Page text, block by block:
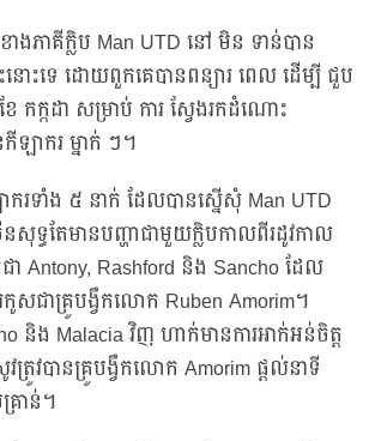
ភាគីក្លិប Man UTD នៅ មិន ទាន់បាន
នោះទេ ដោយពួកគេបានពន្យារ ពេល ដើម្បី ជួប
កក្កដា សម្រាប់ ការ ស្វែងរកដំណោះ
ាករ ម្នាក់ ៗ។
រទាំង ៥ នាក់ ដែលបានស្នើសុំ Man UTD
សុទ្ធតែមានបញ្ហាជាមួយក្លិបកាលពីរដូវកាល
Antony, Rashford និង Sancho ដែល
រកូសជាគ្រូបង្វឹកលោក Ruben Amorim។
និង Malacia វិញ ហាក់មានការអាក់អន់ចិត្ត
រូវបានគ្រូបង្វឹកលោក Amorim ផ្តល់នាទី
ាន់។